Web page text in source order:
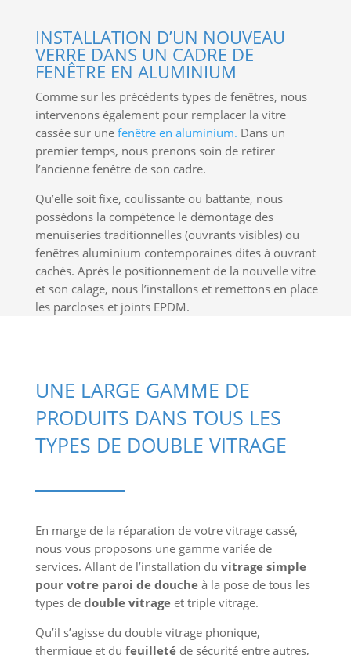
INSTALLATION D’UN NOUVEAU
VERRE DANS UN CADRE DE
FENÊTRE EN ALUMINIUM
Comme sur les précédents types de fenêtres, nous
intervenons également pour remplacer la vitre
cassée sur une fenêtre en aluminium. Dans un
premier temps, nous prenons soin de retirer
l’ancienne fenêtre de son cadre.
Qu’elle soit fixe, coulissante ou battante, nous
possédons la compétence le démontage des
menuiseries traditionnelles (ouvrants visibles) ou
fenêtres aluminium contemporaines dites à ouvrant
cachés. Après le positionnement de la nouvelle vitre
et son calage, nous l’installons et remettons en place
les parcloses et joints EPDM.
UNE LARGE GAMME DE
PRODUITS DANS TOUS LES
TYPES DE DOUBLE VITRAGE
En marge de la réparation de votre vitrage cassé,
nous vous proposons une gamme variée de
services. Allant de l’installation du vitrage simple
pour votre paroi de doucheà la pose de tous les
types de double vitrageet triple vitrage.
Qu’il s’agisse du double vitrage phonique,
thermique et du feuilletéde sécurité entre autres,